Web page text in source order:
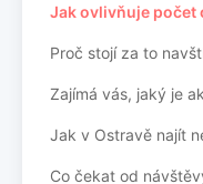
Jak ovlivňuje počet
Proč stojí za to
Zajímá vás, jaký je
Jak v Ostravě najít
Co čekat od